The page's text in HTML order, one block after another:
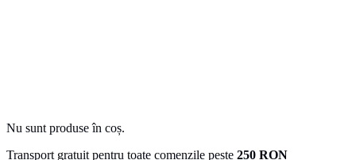
Nu sunt produse în coș.
Transport gratuit pentru toate comenzile peste 250 RON